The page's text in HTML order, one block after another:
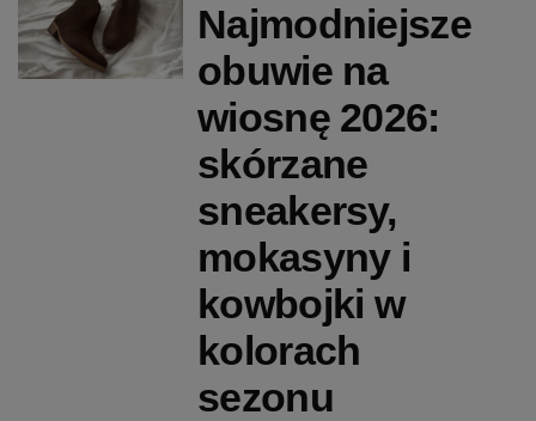
Najmodniejsze
obuwie na
wiosnę 2026:
skórzane
sneakersy,
mokasyny i
kowbojki w
kolorach
sezonu